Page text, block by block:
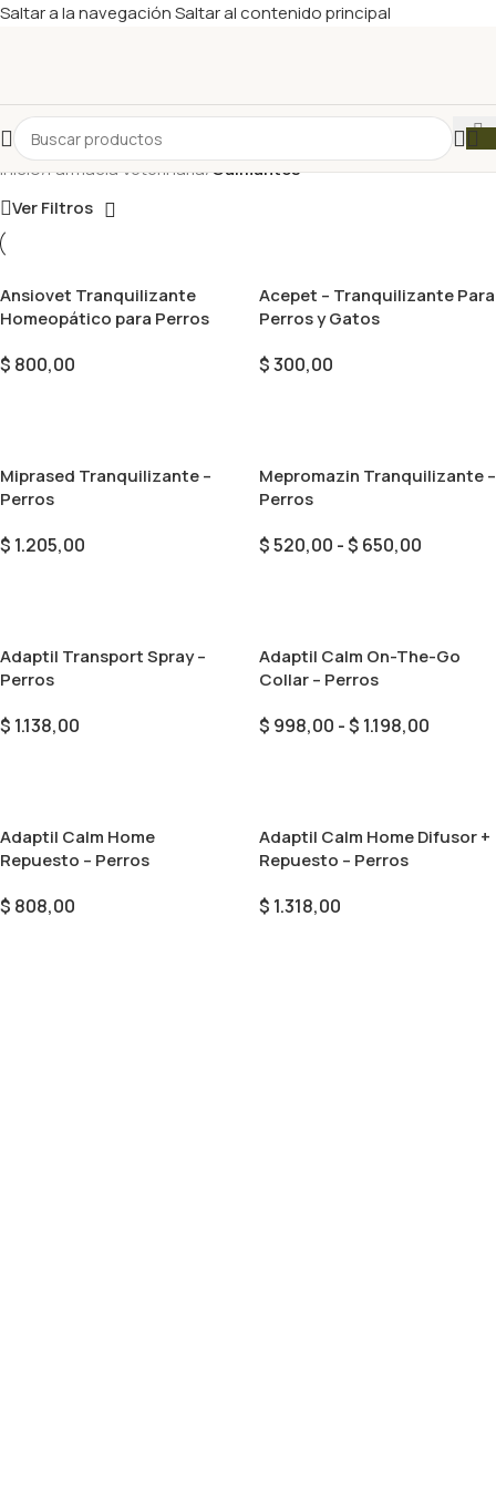
Saltar a la navegaciónSaltar al contenido principal
Inicio/Farmacia Veterinaria/Calmantes
Ver Filtros
Ansiovet Tranquilizante
Homeopático para Perros
$ 800,00
Acepet – Tranquilizante Para
Perros y Gatos
$300,00
Miprased Tranquilizante –
Perros
$ 1.205,00
Mepromazin Tranquilizante –
Perros
$520,00 -$ 650,00
Adaptil Transport Spray –
Perros
$ 1.138,00
Adaptil Calm On-The-Go
Collar – Perros
$ 998,00 -$ 1.198,00
Adaptil Calm Home
Repuesto – Perros
$ 808,00
Adaptil Calm Home Difusor +
Repuesto – Perros
$ 1.318,00